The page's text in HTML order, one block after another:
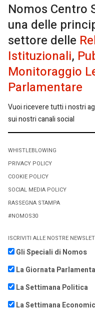
Nomos Centro
una delle
settore delle
Istituzionali,
Monitoraggio
Parlamentare
Vuoi ricevere tutti i nostri
sui nostri canali social
WHISTLEBLOWING
PRIVACY POLICY
COOKIE POLICY
SOCIAL MEDIA POLICY
RASSEGNA STAMPA
#NOMOS30
ISCRIVITI ALLE NOSTRE
Gli Speciali di Nomos
La Giornata
La Settimana Politica
La Settimana